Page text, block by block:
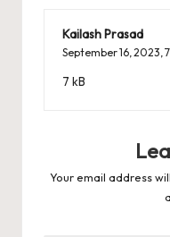
Kailash Prasad
September 16, 2023,
7 kB
Your email address